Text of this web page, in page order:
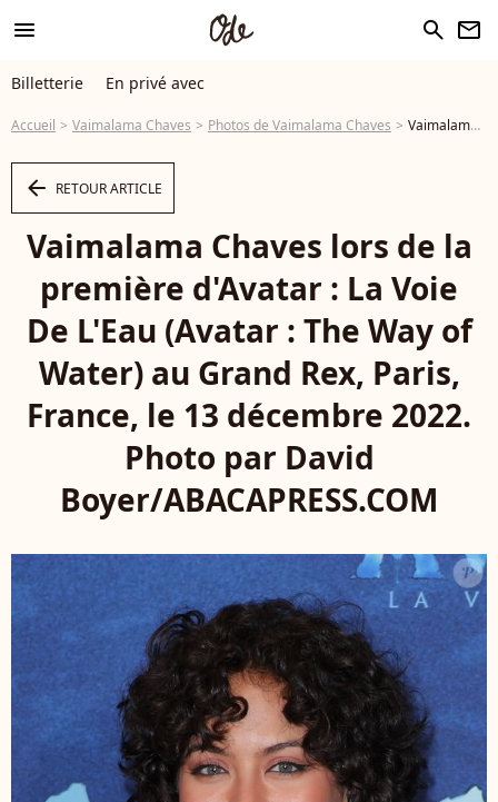
menu search newsletter
Billetterie En privé avec
Accueil Vaimalama Chaves Photos de Vaimalama Chaves Vaimalama Chaves lors de la première d'Avatar : La Voie De L'Eau (Avatar : The Way of Water) au Grand Rex, Paris, France, le 13 décembre 2022. Photo par David Boyer/ABACAPRESS.COM - Photo
arrow_left RETOUR ARTICLE
Vaimalama Chaves lors de la
première d'Avatar : La Voie
De L'Eau (Avatar : The Way of
Water) au Grand Rex, Paris,
France, le 13 décembre 2022.
Photo par David
Boyer/ABACAPRESS.COM